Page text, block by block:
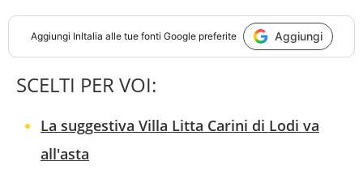
Aggiungi InItalia alle tue fonti Google preferite Aggiungi
SCELTI PER VOI:
La suggestiva Villa Litta Carini di Lodi va
all'asta